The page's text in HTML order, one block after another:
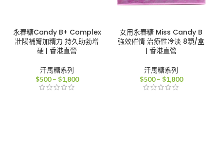
永春糖Candy B+ Complex
壯陽補腎加精力 持久助勃增
硬 | 香港直營
汗馬糖系列
$500 – $1,800價
女用永春糖 Miss Candy B
強效催情 治療性冷淡 8顆/盒
| 香港直營
汗馬糖系列
$500 – $1,800價